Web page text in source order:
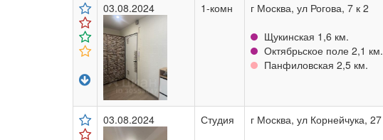
03.08.2024 1-комн
г Москва, ул Рогова, 7 к 2
Щукинская 1,6 км.
Октябрьское поле 2,1 км.
Панфиловская 2,5 км.
03.08.2024 Студия
г Москва, ул Корнейчука, 27